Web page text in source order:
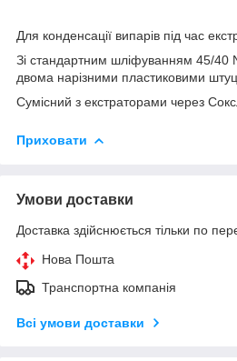
Для конденсації випарів під час
Зі стандартним шліфуванням 45/40
двома нарізними пластиковими
Сумісний з екстраторами через
Приховати
Умови доставки
Доставка здійснюється тільки по
Нова Пошта
Транспортна компанія
Всі умови доставки